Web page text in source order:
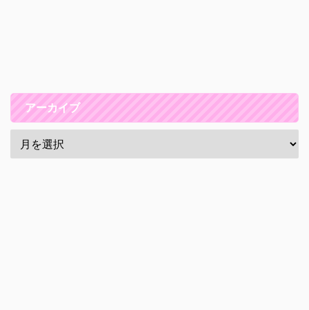
アーカイブ